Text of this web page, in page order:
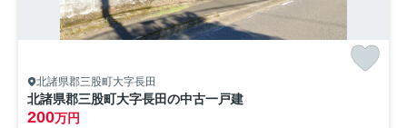
北諸県郡三股町大字長田
北諸県郡三股町大字長田の中古一戸建
200万円